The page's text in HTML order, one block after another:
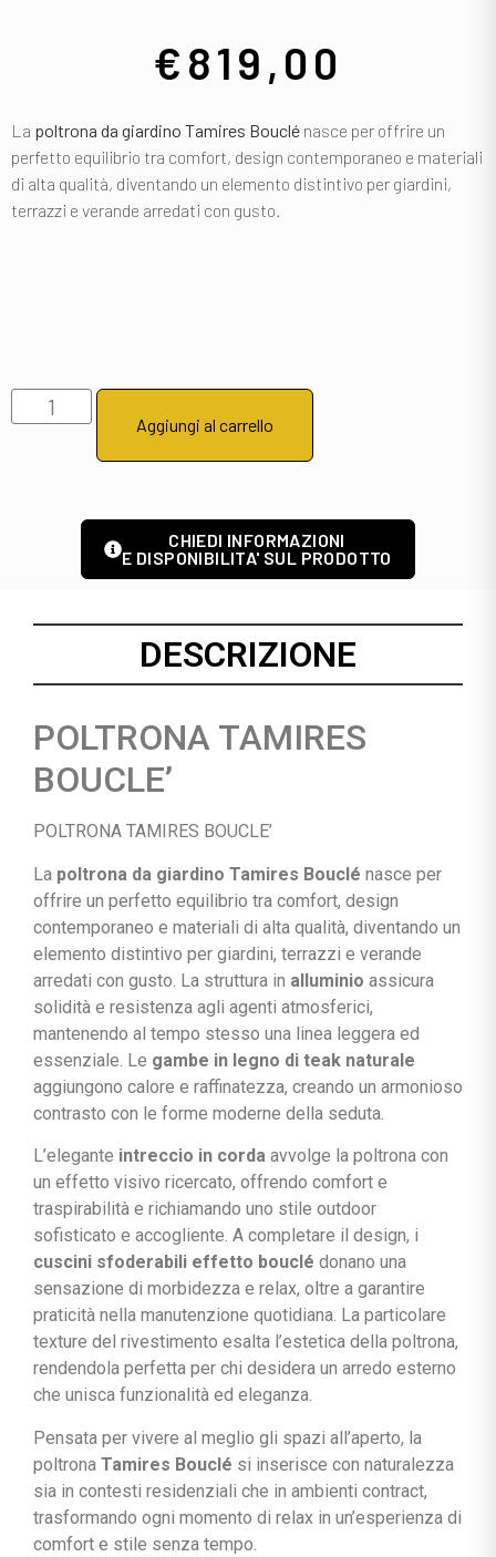
€819,00
La poltrona da giardino Tamires Bouclé nasce per offrire un
perfetto equilibrio tra comfort, design contemporaneo e materiali
di alta qualità, diventando un elemento distintivo per giardini,
terrazzi e verande arredati con gusto.
Aggiungi al carrello
CHIEDI INFORMAZIONI
E DISPONIBILITA' SUL PRODOTTO
DESCRIZIONE
POLTRONA TAMIRES
BOUCLE’
POLTRONA TAMIRES BOUCLE’
La poltrona da giardino Tamires Bouclé nasce per
offrire un perfetto equilibrio tra comfort, design
contemporaneo e materiali di alta qualità, diventando un
elemento distintivo per giardini, terrazzi e verande
arredati con gusto. La struttura in alluminio assicura
solidità e resistenza agli agenti atmosferici,
mantenendo al tempo stesso una linea leggera ed
essenziale. Le gambe in legno di teak naturale
aggiungono calore e raffinatezza, creando un armonioso
contrasto con le forme moderne della seduta.
L’elegante intreccio in corda avvolge la poltrona con
un effetto visivo ricercato, offrendo comfort e
traspirabilità e richiamando uno stile outdoor
sofisticato e accogliente. A completare il design, i
cuscini sfoderabili effetto bouclé donano una
sensazione di morbidezza e relax, oltre a garantire
praticità nella manutenzione quotidiana. La particolare
texture del rivestimento esalta l’estetica della poltrona,
rendendola perfetta per chi desidera un arredo esterno
che unisca funzionalità ed eleganza.
Pensata per vivere al meglio gli spazi all’aperto, la
poltrona Tamires Bouclé si inserisce con naturalezza
sia in contesti residenziali che in ambienti contract,
trasformando ogni momento di relax in un’esperienza di
comfort e stile senza tempo.